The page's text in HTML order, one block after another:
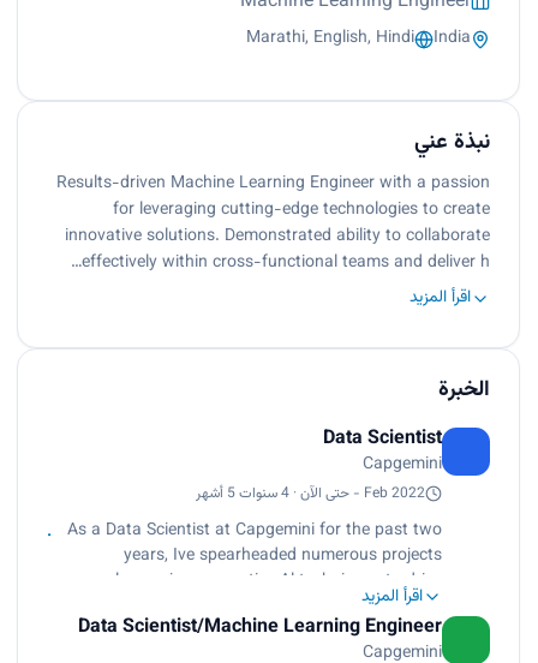
India
Marathi, English, Hindi
نبذة عني
Results-driven Machine Learning Engineer with a passion
for leveraging cutting-edge technologies to create
innovative solutions. Demonstrated ability to collaborate
effectively within cross-functional teams and deliver h…
اقرأ المزيد
الخبرة
Data Scientist
Capgemini
Feb 2022 - حتى الآن · 4 سنوات 5 أشهر
As a Data Scientist at Capgemini for the past two
years, Ive spearheaded numerous projects
leveraging generative Al techniques to drive
innovation and solve complex problems. My
responsibilities included data analysis, model
development, and collaborating with cross-
اقرأ المزيد
Data Scientist/Machine Learning Engineer
Capgemini